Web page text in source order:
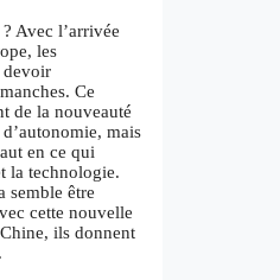
Avec l’arrivée
les
devoir
Ce
de la nouveauté
mais
en ce qui
la technologie.
semble être
cette nouvelle
ils donnent